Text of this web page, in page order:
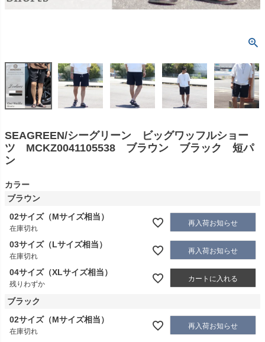
SEAGREEN/シーグリーン ビッグワッフルショー
ツ MCKZ0041105538 ブラウン ブラック 短パ
ン
カラー
ブラウン
02サイズ（Mサイズ相当）
在庫切れ
再入荷お知らせ
03サイズ（Lサイズ相当）
在庫切れ
再入荷お知らせ
04サイズ（XLサイズ相当）
残りわずか
カートに入れる
ブラック
02サイズ（Mサイズ相当）
在庫切れ
再入荷お知らせ